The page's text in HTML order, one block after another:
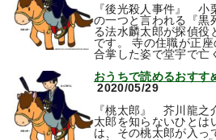
『後光殺人事件』 小
の一つと言われる『黒
る法水麟太郎が探偵役
です。 寺の住職が正
合掌した姿で堂宇で亡
おうちで読めるおすす
2020/05/29
『桃太郎』 芥川龍之
太郎を知らないひとは
は、その桃太郎が入っ